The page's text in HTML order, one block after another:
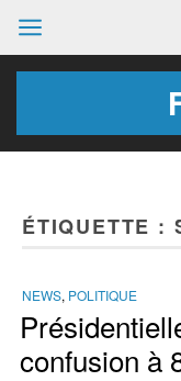
ÉTIQUETTE :
NEWS, POLITIQUE
confusion à